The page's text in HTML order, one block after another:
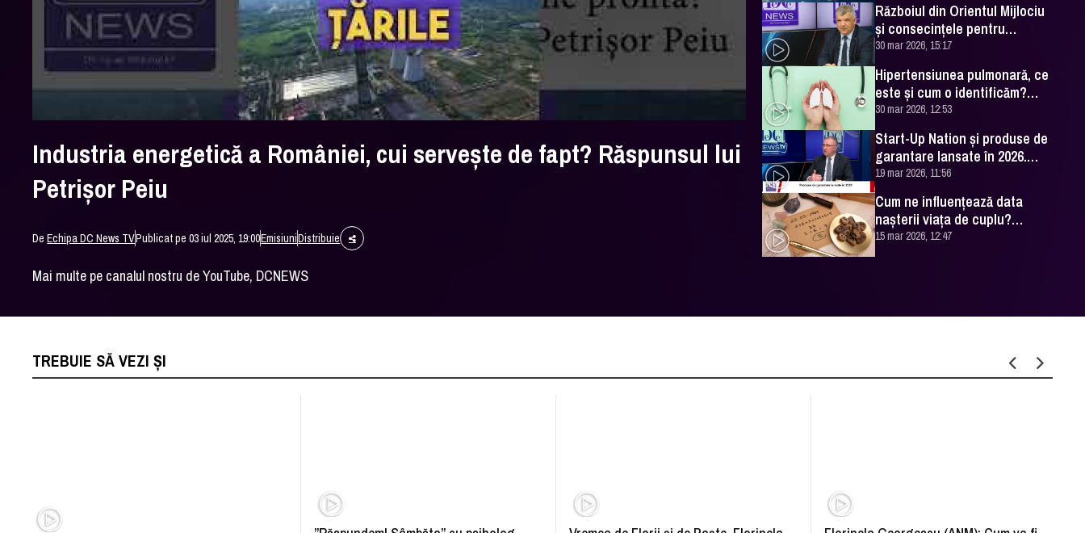
Industria energetică a României, cui servește de fapt? Răspunsul lui
Petrișor Peiu
DeEchipa DC News TVPublicat pe 03 iul 2025, 19:00EmisiuniDistribuie
Mai multe pe canalul nostru de YouTube, DCNEWS
Războiul din Orientul Mijlociu
și consecințele pentru
România. Excelența Sa Ovidiu
Dranga, interviu
30 mar 2026, 15:17
Hipertensiunea pulmonară, ce
este și cum o identificăm?
Explicațiile unui medic
specialist
30 mar 2026, 12:53
Start-Up Nation și produse de
garantare lansate în 2026.
Cătălin Leonte (FNGCIMM), la
DC News
19 mar 2026, 11:56
Cum ne influențează data
nașterii viața de cuplu?
Numerologul Romeo Popescu
are explicațiile
15 mar 2026, 12:47
TREBUIE SĂ VEZI ȘI